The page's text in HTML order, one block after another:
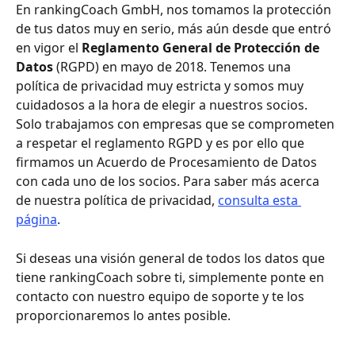
En rankingCoach GmbH, nos tomamos la protección
de tus datos muy en serio, más aún desde que entró
en vigor el Reglamento General de Protección de
Datos (RGPD) en mayo de 2018. Tenemos una
política de privacidad muy estricta y somos muy
cuidadosos a la hora de elegir a nuestros socios.
Solo trabajamos con empresas que se comprometen
a respetar el reglamento RGPD y es por ello que
firmamos un Acuerdo de Procesamiento de Datos
con cada uno de los socios. Para saber más acerca
de nuestra política de privacidad, consulta esta
página.
Si deseas una visión general de todos los datos que
tiene rankingCoach sobre ti, simplemente ponte en
contacto con nuestro equipo de soporte y te los
proporcionaremos lo antes posible.